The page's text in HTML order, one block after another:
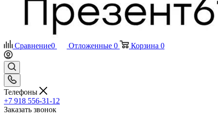
Сравнение0 Отложенные 0 Корзина 0
Телефоны
+7 918 556-31-12
Заказать звонок